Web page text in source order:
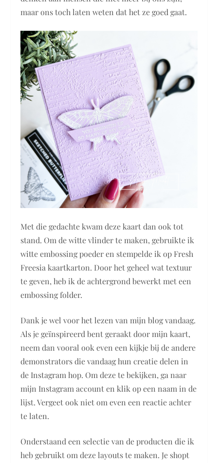
maar ons toch laten weten dat het ze goed gaat.
Met die gedachte kwam deze kaart dan ook tot
stand. Om de witte vlinder te maken, gebruikte ik
witte embossing poeder en stempelde ik op Fresh
Freesia kaartkarton. Door het geheel wat textuur
te geven, heb ik de achtergrond bewerkt met een
embossing folder.
Dank je wel voor het lezen van mijn blog vandaag.
Als je geïnspireerd bent geraakt door mijn kaart,
neem dan vooral ook even een kijkje bij de andere
demonstrators die vandaag hun creatie delen in
de Instagram hop. Om deze te bekijken, ga naar
mijn Instagram account en klik op een naam in de
lijst. Vergeet ook niet om even een reactie achter
te laten.
Onderstaand een selectie van de producten die ik
heb gebruikt om deze layouts te maken. Je shopt